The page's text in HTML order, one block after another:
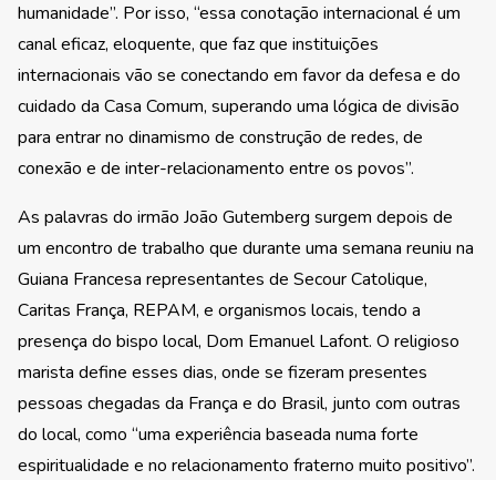
humanidade”. Por isso, “essa conotação internacional é um
canal eficaz, eloquente, que faz que instituições
internacionais vão se conectando em favor da defesa e do
cuidado da Casa Comum, superando uma lógica de divisão
para entrar no dinamismo de construção de redes, de
conexão e de inter-relacionamento entre os povos”.
As palavras do irmão João Gutemberg surgem depois de
um encontro de trabalho que durante uma semana reuniu na
Guiana Francesa representantes de Secour Catolique,
Caritas França, REPAM, e organismos locais, tendo a
presença do bispo local, Dom Emanuel Lafont. O religioso
marista define esses dias, onde se fizeram presentes
pessoas chegadas da França e do Brasil, junto com outras
do local, como “uma experiência baseada numa forte
espiritualidade e no relacionamento fraterno muito positivo”.